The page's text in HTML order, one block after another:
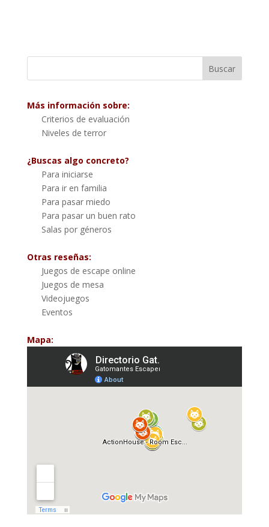
Más información sobre:
Criterios de evaluación
Niveles de terror
¿Buscas algo concreto?
Para iniciarse
Para ir en familia
Para pasar miedo
Para pasar un buen rato
Salas por géneros
Otras reseñas:
Juegos de escape online
Juegos de mesa
Videojuegos
Eventos
Mapa: